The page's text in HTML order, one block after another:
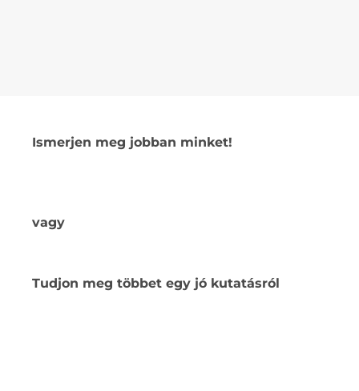
Ismerjen meg jobban minket!
vagy
Tudjon meg többet egy jó kutatásról